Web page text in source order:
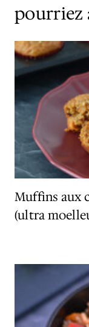
pourriez
Muffins aux
(ultra